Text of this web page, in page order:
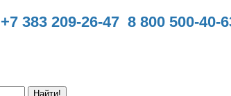
+7 383 209-26-47 8 800 500-40-